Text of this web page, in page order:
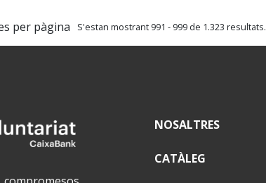
per pàgina S'estan mostrant 991 - 999 de 1.323 resultats.
NOSALTRES
CATÀLEG